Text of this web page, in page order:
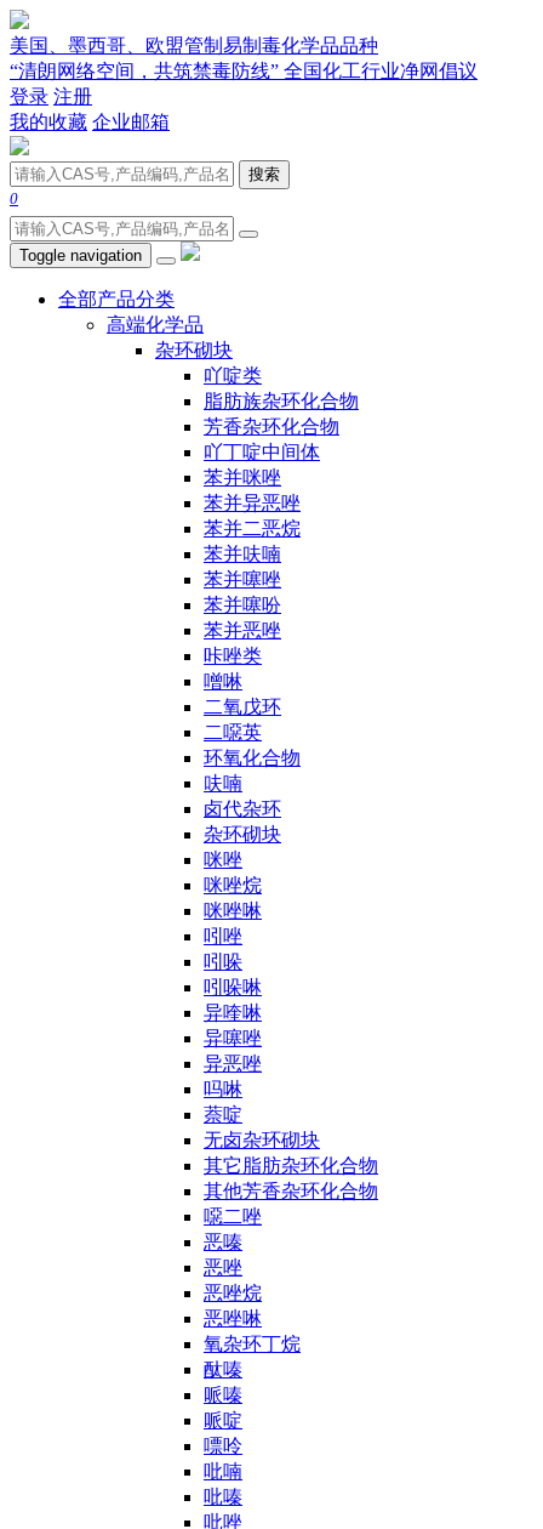
美国、墨西哥、欧盟管制易制毒化学品品种
“清朗网络空间，共筑禁毒防线” 全国化工行业净网倡议
登录 注册
我的收藏 企业邮箱
搜索
0
Toggle navigation
全部产品分类
高端化学品
杂环砌块
吖啶类
脂肪族杂环化合物
芳香杂环化合物
吖丁啶中间体
苯并咪唑
苯并异恶唑
苯并二恶烷
苯并呋喃
苯并噻唑
苯并噻吩
苯并恶唑
咔唑类
噌啉
二氧戊环
二噁英
环氧化合物
呋喃
卤代杂环
杂环砌块
咪唑
咪唑烷
咪唑啉
吲唑
吲哚
吲哚啉
异喹啉
异噻唑
异恶唑
吗啉
萘啶
无卤杂环砌块
其它脂肪杂环化合物
其他芳香杂环化合物
噁二唑
恶嗪
恶唑
恶唑烷
恶唑啉
氧杂环丁烷
酞嗪
哌嗪
哌啶
嘌呤
吡喃
吡嗪
吡唑